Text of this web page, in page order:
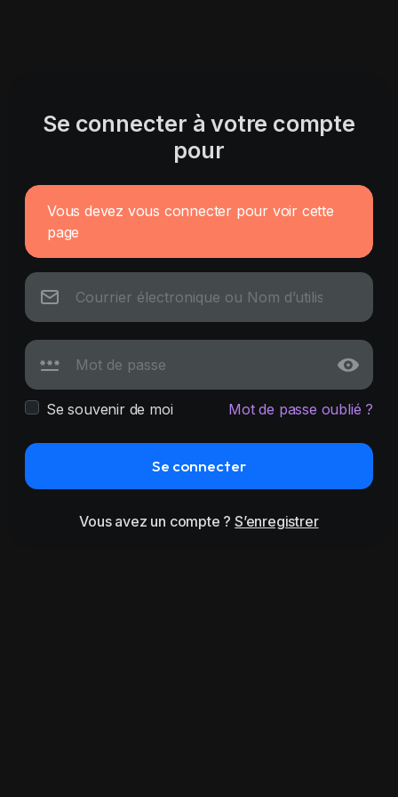
Se connecter à votre compte
pour
Vous devez vous connecter pour voir cette
page
Se souvenir de moi Mot de passe oublié ?
Se connecter
Vous avez un compte ?S’enregistrer